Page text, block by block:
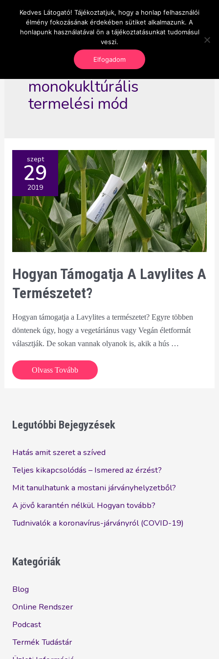
content
OnlineSeedsMan
Üzlet és szabadság
Main
monokukltúrális
termelési mód
szept
29
2019
Hogyan Támogatja A Lavylites A
Természetet?
Hogyan támogatja a Lavylites a természetet? Egyre többen
döntenek úgy, hogy a vegetáriánus vagy Vegán életformát
választják. De sokan vannak olyanok is, akik a hús …
Hogyan
támogatja
a
Olvass Tovább
Legutóbbi Bejegyzések
Hatás amit szeret a szíved
Teljes kikapcsolódás – Ismered az érzést?
Mit tanulhatunk a mostani járványhelyzetből?
A jövő karantén nélkül. Hogyan tovább?
Tudnivalók a koronavírus-járványról (COVID-19)
Kategóriák
Blog
Online Rendszer
Podcast
Termék Tudástár
Kedves Látogató! Tájékoztatjuk, hogy a honlap felhasználói
élmény fokozásának érdekében sütiket alkalmazunk. A
honlapunk használatával ön a tájékoztatásunkat tudomásul
veszi.
Elfogadom